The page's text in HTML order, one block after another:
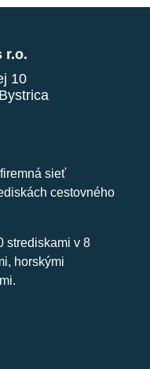
r.o.
10
sieť
cestovného
strediskami v 8
horskými